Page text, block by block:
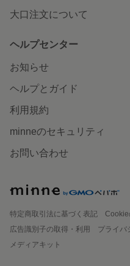
大口注文について
ヘルプセンター
お知らせ
ヘルプとガイド
利用規約
minneのセキュリティ
お問い合わせ
特定商取引法に基づく表記
Cookie
広告識別子の取得・利用
プライバ
メディアキット